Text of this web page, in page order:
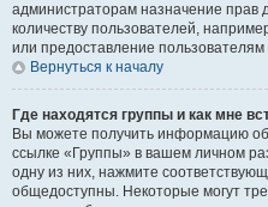
администраторам назначение прав
количеству пользователей,
или предоставление
Вернуться к началу
Где находятся группы и как мне
Вы можете получить информацию
ссылке «Группы» в вашем личном
одну из них, нажмите
общедоступны. Некоторые могут